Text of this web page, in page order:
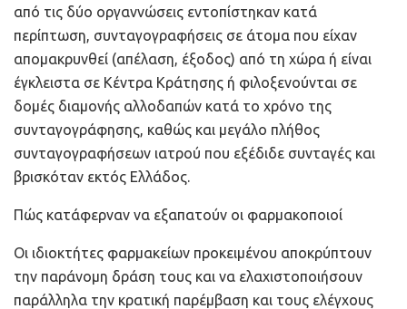
από τις δύο οργαννώσεις εντοπίστηκαν κατά
περίπτωση, συνταγογραφήσεις σε άτομα που είχαν
απομακρυνθεί (απέλαση, έξοδος) από τη χώρα ή είναι
έγκλειστα σε Κέντρα Κράτησης ή φιλοξενούνται σε
δομές διαμονής αλλοδαπών κατά το χρόνο της
συνταγογράφησης, καθώς και μεγάλο πλήθος
συνταγογραφήσεων ιατρού που εξέδιδε συνταγές και
βρισκόταν εκτός Ελλάδος.
Πώς κατάφερναν να εξαπατούν οι φαρμακοποιοί
Οι ιδιοκτήτες φαρμακείων προκειμένου αποκρύπτουν
την παράνομη δράση τους και να ελαχιστοποιήσουν
παράλληλα την κρατική παρέμβαση και τους ελέγχους